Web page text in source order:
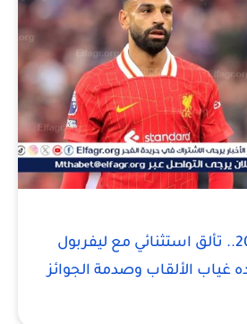
محمد صلاح في 2024.. تألق استثنائي مع ليفربول
الألقاب وصدمة الجوائز